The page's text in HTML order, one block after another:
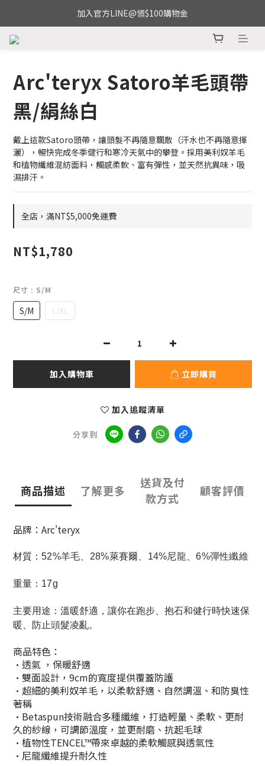
加入官方LINE@領$100購物金
Arc'teryx Satoro羊毛頭帶
黑/絹絲白
戴上這款Satoro頭帶，讓頭髮不再隨意飄散（汗水也不再隨意揮
灑），暢快完成冬季健行和寒冷天氣中的攀登。採用美利奴羊毛
和植物纖維混紡面料，觸感柔軟、富有彈性，並天然抗異味，吸
濕排汗。
全店，滿NT$5,000免運費
NT$1,780
尺寸 : S/M
S/M L/XL
加入購物車 立即購買
加入追蹤清單
分享到
商品描述 了解更多
送貨及付
款方式
顧客評價
品牌：Arc'teryx
材質： 52%羊毛、28%萊賽爾、14%尼龍、6%彈性纖維
重量： 17g
主要用途： 溫暖舒適，讓你在跑步、抱石和健行時快速保
暖、防止頭髮凌亂。
商品特色：
• 透氣 ， 保暖舒適
• 雙面設計，9cm的寬度提供覆蓋防護
• 超細的美利奴羊毛，以柔軟舒適、自然調溫、和防臭性
著稱
• Betaspun技術融合多種纖維，打造輕量、柔軟、更耐
久的紗線，可調節溫度，並更耐磨、抗起毛球
• 植物性TENCEL™帶來卓越的柔軟觸感與透氣性
• 尼龍纖維提升耐久性